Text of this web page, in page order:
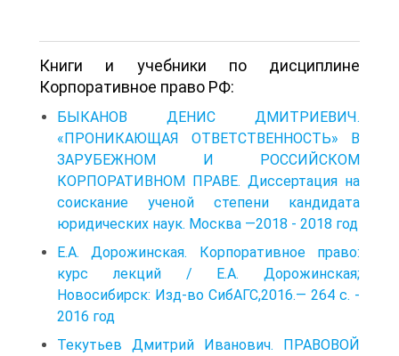
Книги и учебники по дисциплине
Корпоративное право РФ:
БЫКАНОВ ДЕНИС ДМИТРИЕВИЧ.
«ПРОНИКАЮЩАЯ ОТВЕТСТВЕННОСТЬ» В
ЗАРУБЕЖНОМ И РОССИЙСКОМ
КОРПОРАТИВНОМ ПРАВЕ. Диссертация на
соискание ученой степени кандидата
юридических наук. Москва —2018 - 2018 год
Е.А. Дорожинская. Корпоративное право:
курс лекций / Е.А. Дорожинская;
Новосибирск: Изд-во СибАГС,2016.— 264 с. -
2016 год
Текутьев Дмитрий Иванович. ПРАВОВОЙ